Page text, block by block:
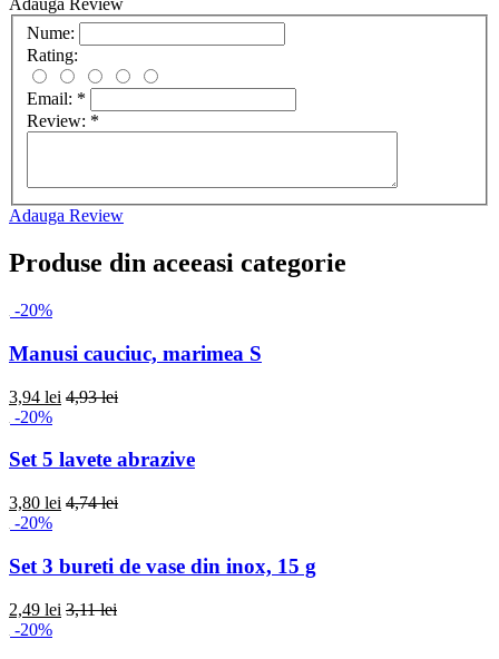
Nume:
Rating:
Email: *
Review: *
Adauga Review
Produse din aceeasi categorie
-20%
Manusi cauciuc, marimea S
3,94 lei 4,93 lei
-20%
Set 5 lavete abrazive
3,80 lei 4,74 lei
-20%
Set 3 bureti de vase din inox, 15 g
2,49 lei 3,11 lei
-20%